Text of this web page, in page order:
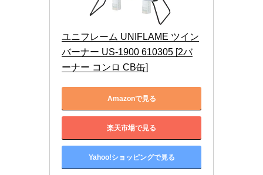
ユニフレーム UNIFLAME ツイン
バーナー US-1900 610305 [2バ
ーナー コンロ CB缶]
Amazonで見る
楽天市場で見る
Yahoo!ショッピングで見る